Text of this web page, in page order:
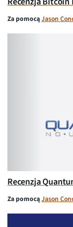
Za pomocąJason
Recenzja
Za pomocąJason